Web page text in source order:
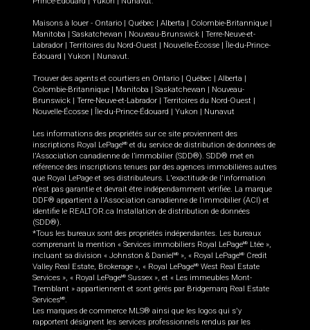
Maisons à louer - Ontario Québec Alberta Colombie-Britannique
Manitoba
Saskatchewan Nouveau-Brunswick
Terre-Neuve-et-
Labrador
Territoires du Nord-Ouest Nouvelle-Écosse
Île-du-Prince-
Édouard
Yukon Nunavut.
Trouver des agents et courtiers en Ontario Québec Alberta
Colombie-Britannique
Manitoba Saskatchewan
Nouveau-
Brunswick
Terre-Neuve-et-Labrador Territoires du Nord-Ouest
Nouvelle-Écosse
Île-du-Prince-Édouard Yukon Nunavut
Les informations des propriétés sur ce site proviennent des
inscriptions Royal LePageMD et du service de distribution de données de
l'Association canadienne de l’immobilier (SDD®). SDD® met en
référence des inscriptions tenues par des agences immobilières autres
que Royal LePage et ses distributeurs. L'exactitude de l'information
n'est pas garantie et devrait être indépendamment vérifiée. La marque
DDF® appartient à l'Association canadienne de l’immobilier (ACI) et
identifie le REALTOR.ca Installation de distribution de données
(SDD®).
*Tous les bureaux sont des propriétés indépendantes. Les bureaux
comprenant la mention « Services immobiliers Royal LePageMD
Ltée »,
incluant sa division « Johnston & Daniel MD », « Royal LePageMD
Credit
Valley Real Estate, Brokerage », « Royal LePageMD West Real Estate
Services », « Royal LePageMD Sussex », et « Les immeubles Mont-
Tremblant » appartiennent et sont gérés par Bridgemarq Real Estate
ServicesMD.
Les marques de commerce MLS® ainsi que les logos qui s'y
rapportent désignent les services professionnels rendus par les